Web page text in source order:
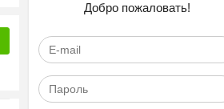
Добро пожаловать!